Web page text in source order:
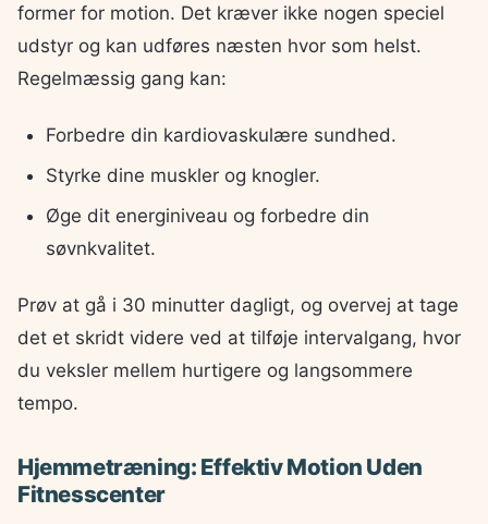
former for motion. Det kræver ikke nogen speciel
udstyr og kan udføres næsten hvor som helst.
Regelmæssig gang kan:
Forbedre din kardiovaskulære sundhed.
Styrke dine muskler og knogler.
Øge dit energiniveau og forbedre din
søvnkvalitet.
Prøv at gå i 30 minutter dagligt, og overvej at tage
det et skridt videre ved at tilføje intervalgang, hvor
du veksler mellem hurtigere og langsommere
tempo.
Hjemmetræning: Effektiv Motion Uden
Fitnesscenter